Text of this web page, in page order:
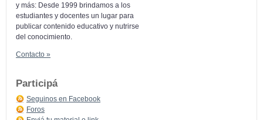
y más: Desde 1999 brindamos a los
estudiantes y docentes un lugar para
publicar contenido educativo y nutrirse
del conocimiento.
Contacto »
Participá
Seguinos en Facebook
Foros